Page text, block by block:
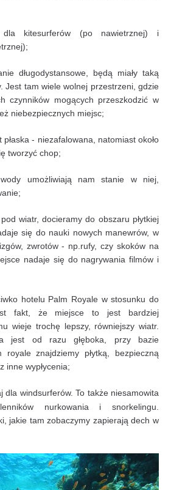
kitesurferów (po nawietrznej) i
długodystansowe, będą miały taką
Jest tam wiele wolnej przestrzeni, gdzie
czynników mogących przeszkodzić w
niebezpiecznych miejsc;
- niezafalowana, natomiast około
tworzyć chop;
umożliwiają nam stanie w niej,
wiatr, docieramy do obszaru płytkiej
się do nauki nowych manewrów, w
zwrotów - np.rufy, czy skoków na
nadaje się do nagrywania filmów i
hotelu Palm Royale w stosunku do
fakt, że miejsce to jest bardziej
wieje trochę lepszy, równiejszy wiatr.
jest od razu głęboka, przy bazie
znajdziemy płytką, bezpieczną
inne wypłycenia;
dla windsurferów. To także niesamowita
nurkowania i snorkelingu.
jakie tam zobaczymy zapierają dech w